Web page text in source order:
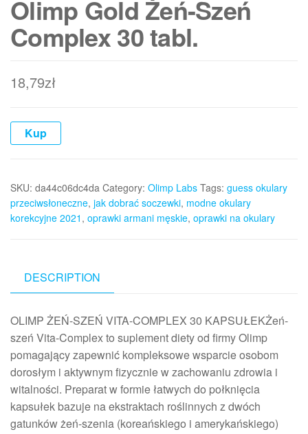
Olimp Gold Żeń-Szeń
Complex 30 tabl.
18,79zł
Kup
SKU: da44c06dc4da Category: Olimp Labs Tags: guess okulary
przeciwsłoneczne, jak dobrać soczewki, modne okulary
korekcyjne 2021 , oprawki armani męskie, oprawki na okulary
DESCRIPTION
OLIMP ŻEŃ-SZEŃ VITA-COMPLEX 30 KAPSUŁEKŻeń-
szeń Vita-Complex to suplement diety od firmy Olimp
pomagający zapewnić kompleksowe wsparcie osobom
dorosłym i aktywnym fizycznie w zachowaniu zdrowia i
witalności. Preparat w formie łatwych do połknięcia
kapsułek bazuje na ekstraktach roślinnych z dwóch
gatunków żeń-szenia (koreańskiego i amerykańskiego)